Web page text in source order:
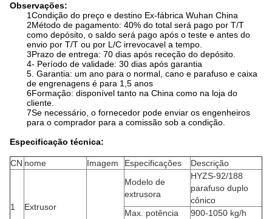
Observações:
1Condição do preço e destino Ex-fábrica Wuhan China
2Método de pagamento: 40% do total será pago por T/T
como depósito, o saldo será pago após o teste e antes do
envio por T/T ou por L/C irrevocavel a tempo.
3Prazo de entrega: 70 dias após receção do depósito.
4- Período de validade: 30 dias após garantia
5. Garantia: um ano para o normal, cano e parafuso e caixa
de engrenagens é para 1,5 anos
6Formação: disponível tanto na China como na loja do
cliente.
7Se necessário, o fornecedor pode enviar os engenheiros
para o comprador para a comissão sob a condição.
Especificação técnica:
CN nome Imagem Especificações Descrição
1 Extrusor
Modelo de
extrusora
HYZS-92/188
parafuso duplo
cônico
Max. potência
900-1050 kg/h